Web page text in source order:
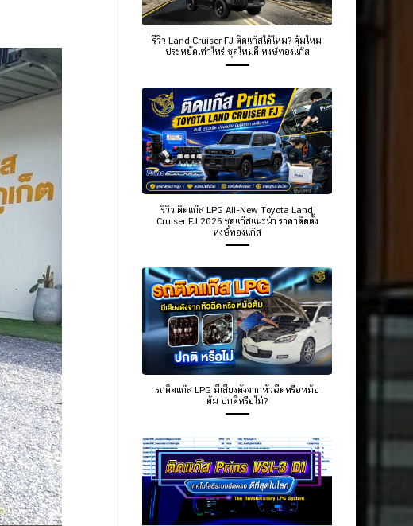
รีวิว Land Cruiser FJ ติดแก๊สได้ไหม? คุ้มไหม
ประหยัดเท่าไหร่ ชุดไหนดี หงษ์ทองแก๊ส
รีวิว ติดแก๊ส LPG All-New Toyota Land
Cruiser FJ 2026 ชุดแก๊สแนะนำ ราคาติดตั้ง
หงษ์ทองแก๊ส
รถติดแก๊ส LPG มีเสียงดังจากหัวฉีดหรือหม้อ
ต้ม ปกติหรือไม่?